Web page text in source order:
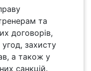
та
договорів,
захисту
а також у
санкцій.